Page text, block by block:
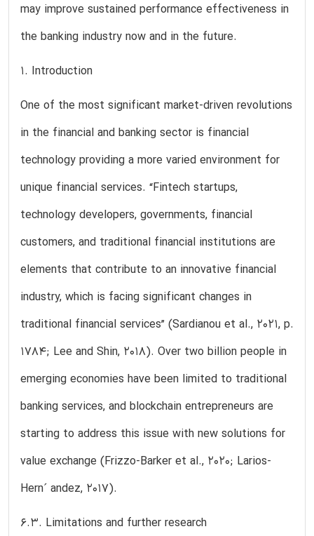
may improve sustained performance effectiveness in
the banking industry now and in the future.
1. Introduction
One of the most significant market-driven revolutions
in the financial and banking sector is financial
technology providing a more varied environment for
unique financial services. “Fintech startups,
technology developers, governments, financial
customers, and traditional financial institutions are
elements that contribute to an innovative financial
industry, which is facing significant changes in
traditional financial services” (Sardianou et al., 2021, p.
1784; Lee and Shin, 2018). Over two billion people in
emerging economies have been limited to traditional
banking services, and blockchain entrepreneurs are
starting to address this issue with new solutions for
value exchange (Frizzo-Barker et al., 2020; Larios-
Hern´ andez, 2017).
6.3. Limitations and further research